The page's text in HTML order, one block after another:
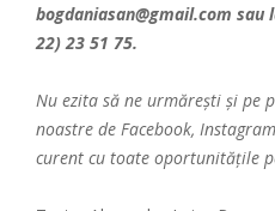
bogdaniasan@gmail.com
22) 23 51 75.
Nu ezita să ne urmărești și pe
noastre de Facebook, Instagram
curent cu toate oportunitățile